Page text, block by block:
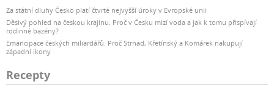
Za státní dluhy Česko platí čtvrté nejvyšší úroky v Evropské unii
Děsivý pohled na českou krajinu. Proč v Česku mizí voda a jak k tomu přispívají
rodinné bazény?
Emancipace českých miliardářů. Proč Strnad, Křetínský a Komárek nakupují
západní ikony
Recepty